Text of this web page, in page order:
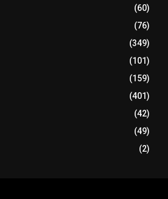
(60)
(76)
(349)
(101)
(159)
(401)
(42)
(49)
(2)